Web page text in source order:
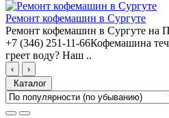
Ремонт кофемашин в Сургуте
Ремонт кофемашин в Сургуте на
+7 (346) 251-11-66Кофемашина
греет воду? Наш ..
‹
›
Каталог